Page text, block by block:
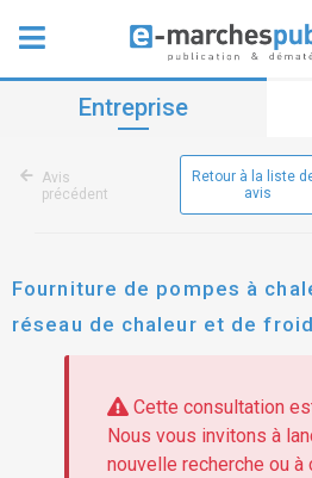
Entreprise
Avis
précédent
Retour à la liste
avis
Fourniture de pompes à
réseau de chaleur et de
Cette consultation
Nous vous invitons à
nouvelle recherche ou à